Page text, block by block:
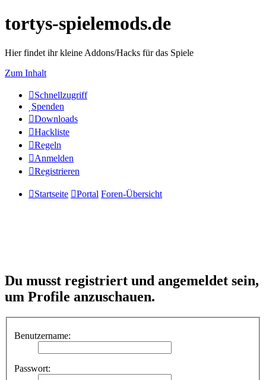
tortys-spielemods.de
Hier findet ihr kleine Addons/Hacks für das Spiele
Zum Inhalt
Schnellzugriff
Spenden
Downloads
Hackliste
Regeln
Anmelden
Registrieren
Startseite Portal Foren-Übersicht
Du musst registriert und angemeldet sein,
um Profile anzuschauen.
Benutzername:
Passwort: